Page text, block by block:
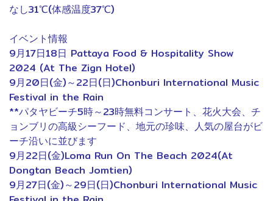
なし31℃(体感温度37℃)
イベント情報
9月17日18日 Pattaya Food & Hospitality Show
2024 (At The Zign Hotel)
9月20日(金)～22日(日)Chonburi International Music
Festival in the Rain
**パタヤビーチ5時～23時無料コンサート、花火大会、チ
ョンブリの高級シーフード、地元の珍味、人気の屋台がビ
ーチ沿いに並びます
9月22日(金)Loma Run On The Beach 2024(At
Dongtan Beach Jomtien)
9月27日(金)～29日(日)Chonburi International Music